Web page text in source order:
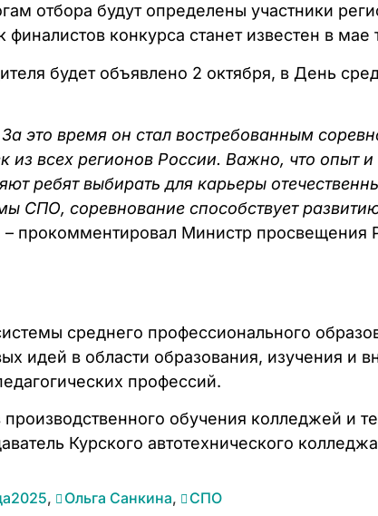
отбора будут определены участники
конкурса станет известен в мае
будет объявлено 2 октября, в День
это время он стал востребованным
из всех регионов России. Важно, что опыт
ребят выбирать для карьеры
СПО, соревнование способствует
– прокомментировал Министр просвещения
среднего профессионального
идей в области образования, изучения и
профессий.
обучения колледжей и
Курского автотехнического
, Ольга Санкина, СПО